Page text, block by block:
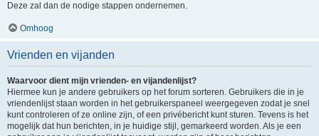
Deze zal dan de nodige stappen ondernemen.
Omhoog
Vrienden en vijanden
Waarvoor dient mijn vrienden- en vijandenlijst?
Hiermee kun je andere gebruikers op het forum sorteren. Gebruikers die in je
vriendenlijst staan worden in het gebruikerspaneel weergegeven zodat je snel
kunt controleren of ze online zijn, of een privébericht kunt sturen. Tevens is het
mogelijk dat hun berichten, in je huidige stijl, gemarkeerd worden. Als je een